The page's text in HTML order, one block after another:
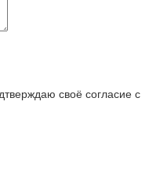
своё согласие с